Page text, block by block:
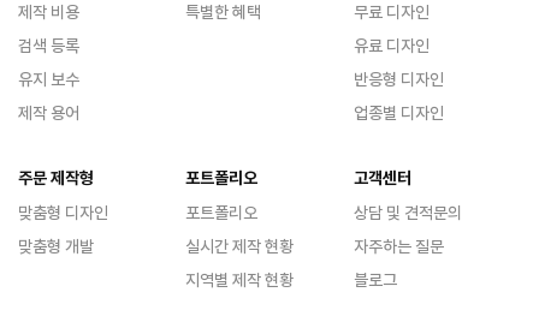
제작 비용
검색 등록
유지 보수
제작 용어
특별한 혜택
무료 디자인
유료 디자인
반응형 디자인
업종별 디자인
주문 제작형
맞춤형 디자인
맞춤형 개발
포트폴리오
포트폴리오
실시간 제작 현황
지역별 제작 현황
고객센터
상담 및 견적문의
자주하는 질문
블로그